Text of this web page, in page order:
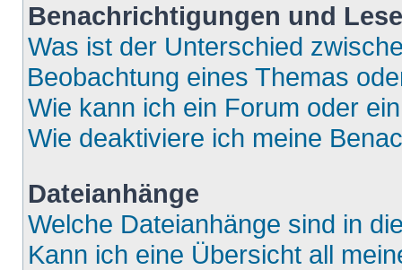
Benachrichtigungen und
Was ist der Unterschied
Beobachtung eines Themas
Wie kann ich ein Forum oder
Wie deaktiviere ich meine
Dateianhänge
Welche Dateianhänge sind in
Kann ich eine Übersicht all